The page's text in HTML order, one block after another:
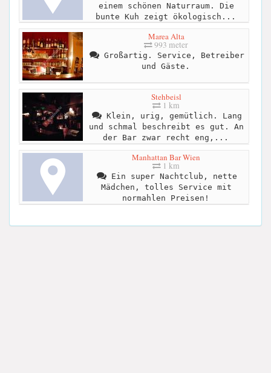
einem schönen Naturraum. Die
bunte Kuh zeigt ökologisch...
Marea Alta
993 meter
Großartig. Service, Betreiber
und Gäste.
Stehbeisl
1 km
Klein, urig, gemütlich. Lang
und schmal beschreibt es gut. An
der Bar zwar recht eng,...
Manhattan Bar Wien
1 km
Ein super Nachtclub, nette
Mädchen, tolles Service mit
normahlen Preisen!